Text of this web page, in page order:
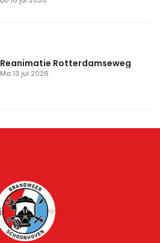
Ma 13 jul 2026
Reanimatie Rotterdamseweg